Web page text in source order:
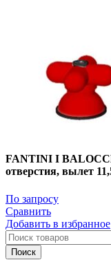
FANTINI I
отверстия, вылет
По запросу
Сравнить
Добавить в избранное
Поиск